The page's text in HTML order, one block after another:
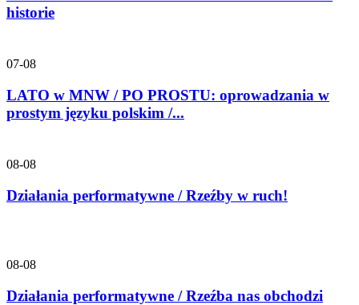
historie
07-08
LATO w MNW / PO PROSTU: oprowadzania w
prostym języku polskim /...
08-08
Działania performatywne / Rzeźby w ruch!
08-08
Działania performatywne / Rzeźba nas obchodzi